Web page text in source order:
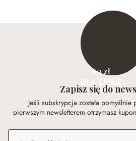
60 zł
DLA CIEBIE
Zapisz się do
Jeśli subskrypcja została
pierwszym newsletterem otrzymasz
Adres e-mail